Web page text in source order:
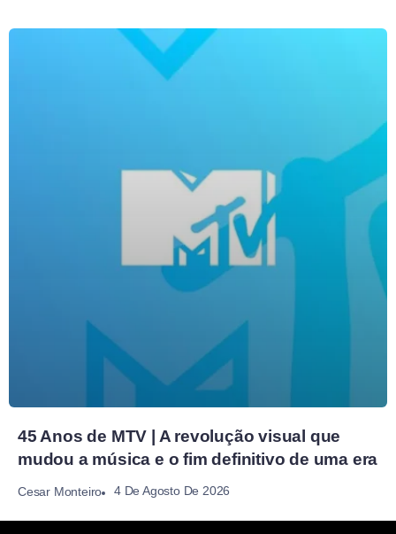
45 Anos de MTV | A revolução visual que
mudou a música e o fim definitivo de uma era
Cesar Monteiro 4 De Agosto De 2026